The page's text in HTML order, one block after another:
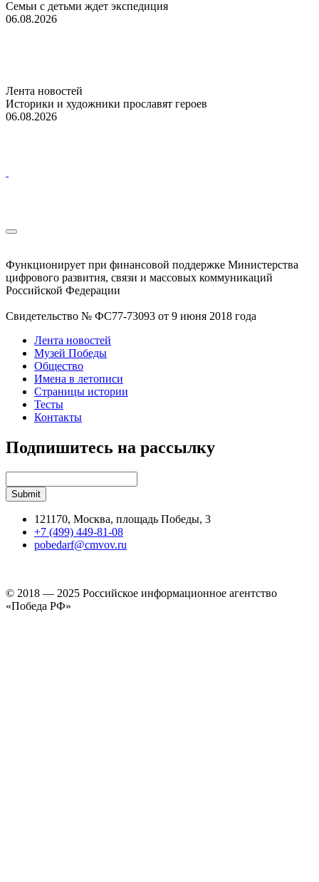
Семьи с детьми ждет экспедиция
06.08.2026
Лента новостей
Историки и художники прославят героев
06.08.2026
Функционирует при финансовой поддержке Министерства
цифрового развития, связи и массовых коммуникаций
Российской Федерации
Свидетельство № ФС77-73093 от 9 июня 2018 года
Лента новостей
Музей Победы
Общество
Имена в летописи
Страницы истории
Тесты
Контакты
Подпишитесь на рассылку
121170, Москва, площадь Победы, 3
+7 (499) 449-81-08
pobedarf@cmvov.ru
© 2018 — 2025 Российское информационное агентство
«Победа РФ»